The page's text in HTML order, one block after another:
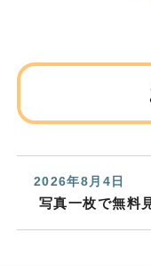
2026年8月4日
写真一枚で無料